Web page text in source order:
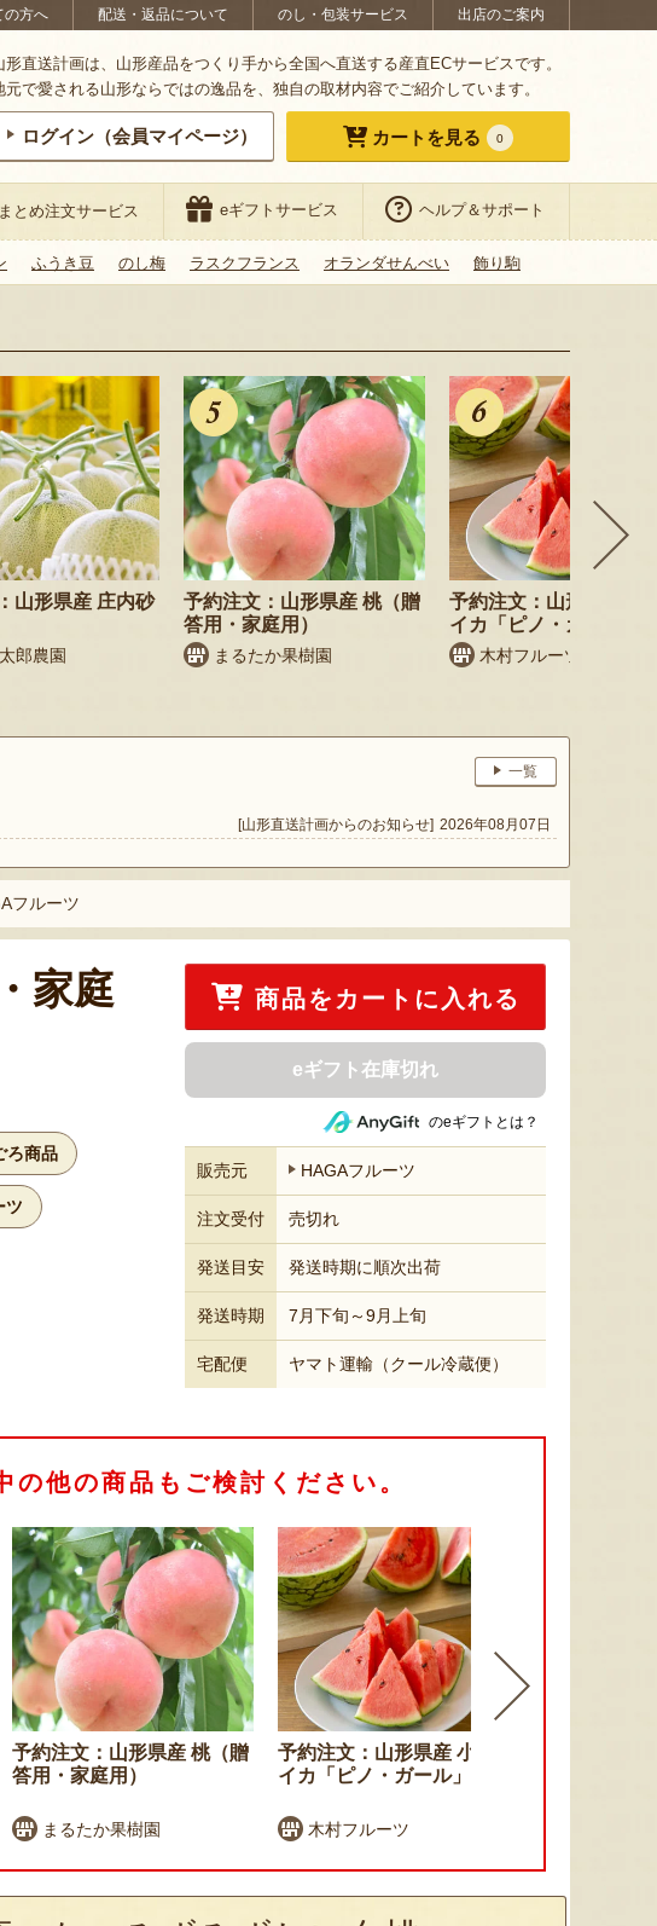
の方へ 配送・返品について のし・包装サービス 出店のご案内
形直送計画は、山形産品をつくり手から全国へ直送する産直ECサービスです。
元で愛される山形ならではの逸品を、独自の取材内容でご紹介しています。
ログイン（会員マイページ） カートを見る 0
とめ注文サービス eギフトサービス ヘルプ＆サポート
ふうき豆 のし梅 ラスクフランス オランダせんべい 飾り駒
山形県産 庄内砂
郎農園
予約注文：山形県産 桃（贈
答用・家庭用）
まるたか果樹園
予約注文：山形県産 小
イカ「ピノ・ガール」
木村フルーツ
一覧
[山形直送計画からのお知らせ] 2026年08月07日
フルーツ
家庭
ろ商品
ツ
商品をカートに入れる
eギフト在庫切れ
のeギフトとは？
販売元 HAGAフルーツ
注文受付 売切れ
発送目安 発送時期に順次出荷
発送時期 7月下旬～9月上旬
宅配便 ヤマト運輸（クール冷蔵便）
他の商品もご検討ください。
予約注文：山形県産 桃（贈
答用・家庭用）
まるたか果樹園
予約注文：山形県産 小玉ス
イカ「ピノ・ガール」
木村フルーツ